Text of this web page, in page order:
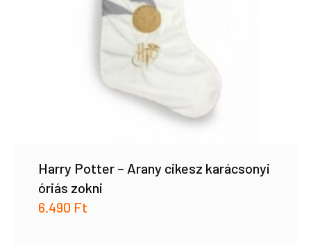
Harry Potter – Arany cikesz karácsonyi
óriás zokni
6.490 Ft